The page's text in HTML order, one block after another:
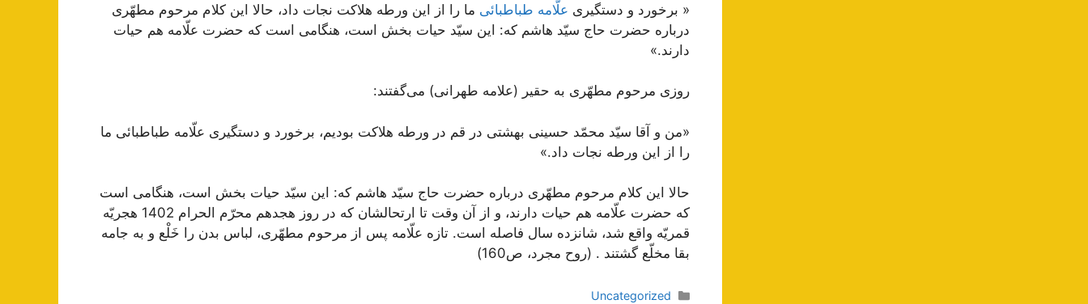
« برخورد و دستگيرى علّامه طباطبائى ما را از اين ورطه هلاكت نجات داد، حالا اين كلام مرحوم مطهّرى
درباره حضرت حاج سيّد هاشم كه: اين سيّد حيات بخش است، هنگامى است كه حضرت علّامه هم حيات
دارند.»
روزى مرحوم مطهّرى به حقير (علامه طهرانی) می‌‏گفتند:
«من و آقا سيّد محمّد حسينى بهشتى در قم در ورطه هلاكت بوديم، برخورد و دستگيرى علّامه طباطبائى ما
را از اين ورطه نجات داد.»
حالا اين كلام مرحوم مطهّرى درباره حضرت حاج سيّد هاشم كه: اين سيّد حيات بخش است، هنگامى است
كه حضرت علّامه هم حيات دارند، و از آن وقت تا ارتحالشان كه در روز هجدهم محرّم الحرام 1402 هجريّه
قمريّه واقع شد، شانزده سال فاصله است. تازه علّامه پس از مرحوم مطهّرى، لباس بدن را خَلْع و به جامه
بقا مخلّع گشتند . (روح مجرد، ص160)
دسته‌ها
Uncategorized